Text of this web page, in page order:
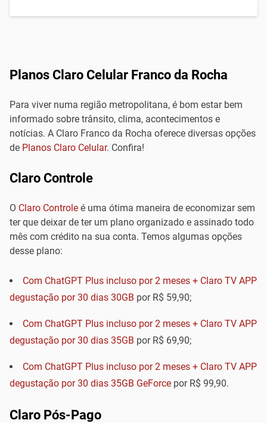
Planos Claro Celular Franco da Rocha
Para viver numa região metropolitana, é bom estar bem
informado sobre trânsito, clima, acontecimentos e
notícias. A Claro Franco da Rocha oferece diversas opções
de Planos Claro Celular. Confira!
Claro Controle
O Claro Controle é uma ótima maneira de economizar sem
ter que deixar de ter um plano organizado e assinado todo
mês com crédito na sua conta. Temos algumas opções
desse plano:
Com ChatGPT Plus incluso por 2 meses + Claro TV APP
degustação por 30 dias 30GB por R$ 59,90;
Com ChatGPT Plus incluso por 2 meses + Claro TV APP
degustação por 30 dias 35GB por R$ 69,90;
Com ChatGPT Plus incluso por 2 meses + Claro TV APP
degustação por 30 dias 35GB GeForce por R$ 99,90.
Claro Pós-Pago